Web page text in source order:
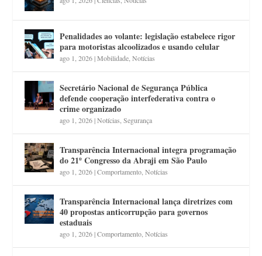
Penalidades ao volante: legislação estabelece rigor
para motoristas alcoolizados e usando celular
ago 1, 2026|Mobilidade ,Notícias
Secretário Nacional de Segurança Pública
defende cooperação interfederativa contra o
crime organizado
ago 1, 2026|Notícias ,Segurança
Transparência Internacional integra programação
do 21º Congresso da Abraji em São Paulo
ago 1, 2026|Comportamento ,Notícias
Transparência Internacional lança diretrizes com
40 propostas anticorrupção para governos
estaduais
ago 1, 2026|Comportamento ,Notícias